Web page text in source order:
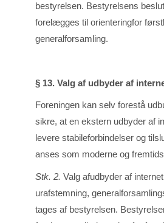
bestyrelsen. Bestyrelsens
forelægges til orienteringfor
generalforsamling.
§ 13. Valg af udbyder af
Foreningen kan selv forestå
sikre, at en ekstern udbyder af
levere stabileforbindelser og
anses som moderne og
Stk. 2. Valg afudbyder af
urafstemning,
tages af bestyrelsen.